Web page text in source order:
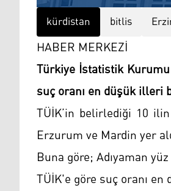
kürdistan bitlis
HABER MERKEZİ
Türkiye İstatistik
suç oranı en düşük illeri
TÜİK’in belirlediği 10
Erzurum ve Mardin yer
Buna göre; Adıyaman
TÜİK'e göre suç oranı